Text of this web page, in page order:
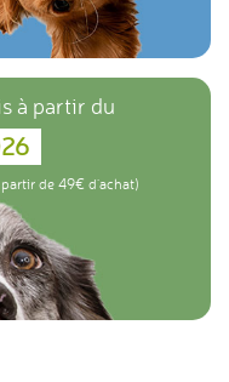
à partir du
de 49€ d'achat)